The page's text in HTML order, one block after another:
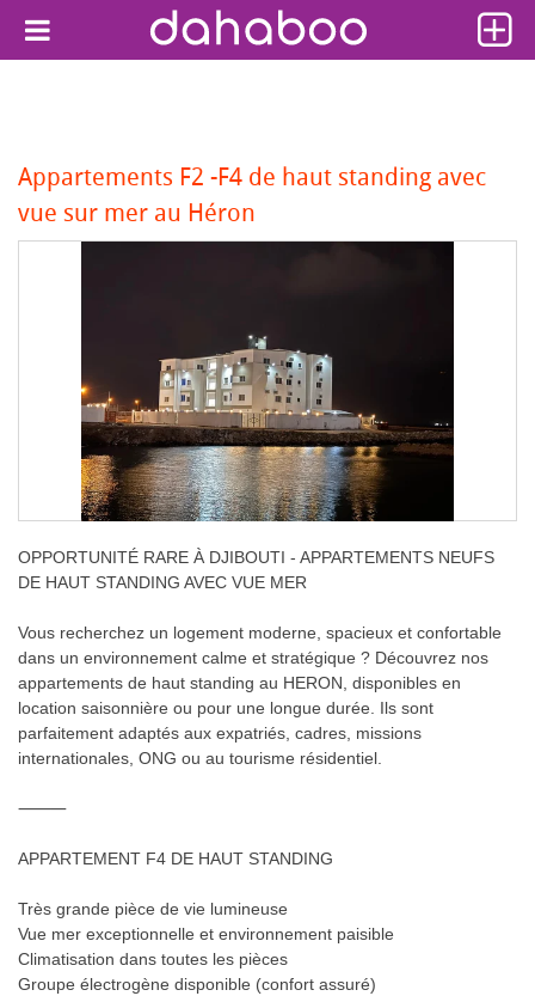
Appartements F2 -F4 de haut standing avec
vue sur mer au Héron
OPPORTUNITÉ RARE À DJIBOUTI - APPARTEMENTS NEUFS
DE HAUT STANDING AVEC VUE MER
Vous recherchez un logement moderne, spacieux et confortable
dans un environnement calme et stratégique ? Découvrez nos
appartements de haut standing au HERON, disponibles en
location saisonnière ou pour une longue durée. Ils sont
parfaitement adaptés aux expatriés, cadres, missions
internationales, ONG ou au tourisme résidentiel.
⸻
APPARTEMENT F4 DE HAUT STANDING
Très grande pièce de vie lumineuse
Vue mer exceptionnelle et environnement paisible
Climatisation dans toutes les pièces
Groupe électrogène disponible (confort assuré)